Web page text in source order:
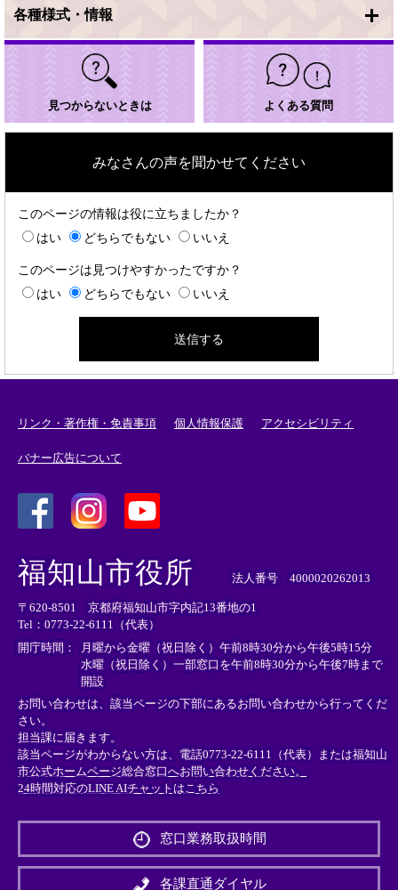
各種様式・情報
見つからないときは よくある質問
みなさんの声を聞かせてください
このページの情報は役に立ちましたか？
はい
どちらでもない いいえ
このページは見つけやすかったですか？
はい
どちらでもない いいえ
リンク・著作権・免責事項 個人情報保護 アクセシビリティ
バナー広告について
外
部
リ
ン
ク
＞
外
リ
ン
ク
＞
外
部
ン
ク
＞
福知山市役所 法人番号 4000020262013
〒620-8501 京都府福知山市字内記13番地の1
Tel：0773-22-6111（代表）
開庁時間：
月曜から金曜（祝日除く）午前8時30分から午後5時15分
水曜（祝日除く）一部窓口を午前8時30分から午後7時まで
開設
お問い合わせは、該当ページの下部にあるお問い合わせから行ってくだ
さい。
担当課に届きます。
該当ページがわからない方は、電話0773-22-6111（代表）または福知山
市公式ホームページ総合窓口へお問い合わせください。
24時間対応のLINE AIチャットはこちら
外
リ
ン
窓口業務取扱時間
各課直通ダイヤル